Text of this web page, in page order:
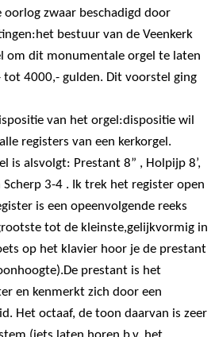
oorlog zwaar beschadigd door
bestuur van de Veenkerk
om dit monumentale orgel te laten
4000,- gulden. Dit voorstel ging
van het orgel:dispositie wil
registers van een kerkorgel.
is alsvolgt: Prestant 8” , Holpijp 8’,
Scherp 3-4 . Ik trek het register open
is een opeenvolgende reeks
tot de kleinste,gelijkvormig in
op het klavier hoor je de prestant
prestant is het
en kenmerkt zich door een
Het octaaf, de toon daarvan is zeer